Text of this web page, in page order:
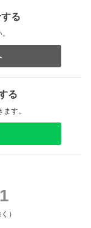
る
る
す。
）